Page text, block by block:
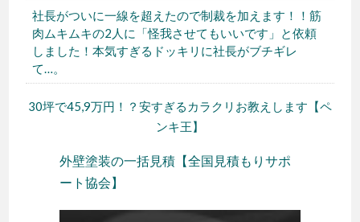
社長がついに一線を超えたので制裁を加えます！！筋
肉ムキムキの2人に「怪我させてもいいです」と依頼
しました！本気すぎるドッキリに社長がブチギレ
て…。
30坪で45,9万円！？安すぎるカラクリお教えします【ペ
ンキ王】
外壁塗装の一括見積【全国見積もりサポ
ート協会】